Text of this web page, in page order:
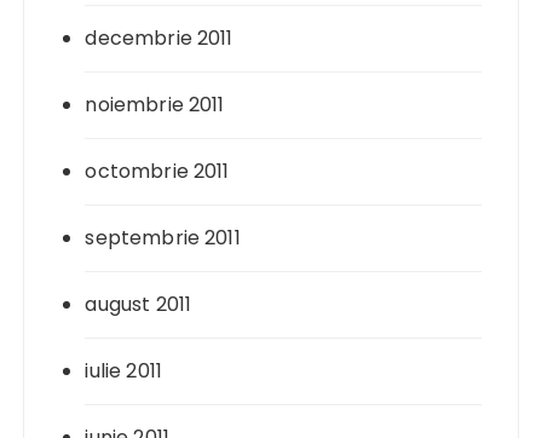
decembrie 2011
noiembrie 2011
octombrie 2011
septembrie 2011
august 2011
iulie 2011